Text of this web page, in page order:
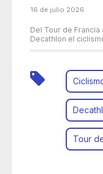
16 de julio 2026
Del Tour de
Decathlon el
Tour